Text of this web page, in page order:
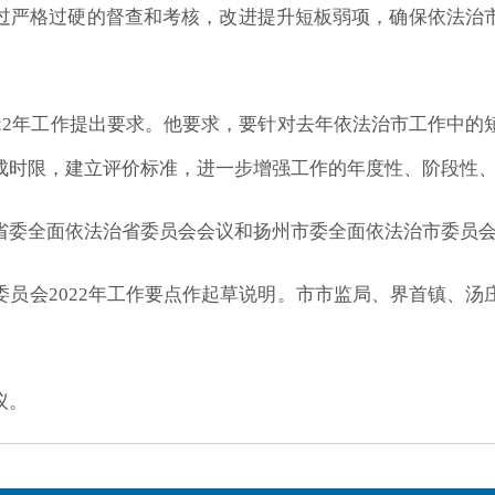
格过硬的督查和考核，改进提升短板弱项，确保依法
年工作提出要求。他要求，要针对去年依法治市工作中
限，建立评价标准，进一步增强工作的年度性、阶段性
全面依法治省委员会会议和扬州市委全面依法治市委员
会2022年工作要点作起草说明。市市监局、界首镇、